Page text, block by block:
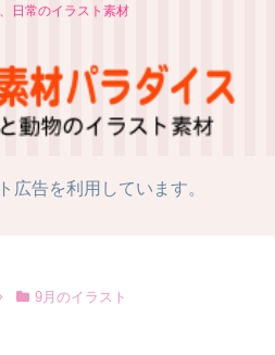
日常のイラスト素材
広告を利用しています。
9月のイラスト